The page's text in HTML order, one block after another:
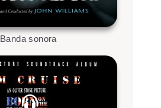
Banda sonora